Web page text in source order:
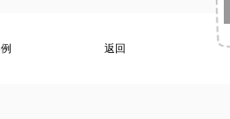
返回